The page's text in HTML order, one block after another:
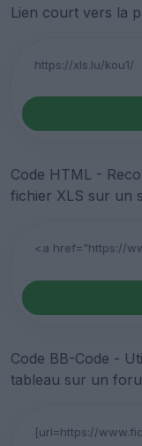
Lien court vers la
Code HTML -
fichier XLS sur un
Code BB-Code -
tableau sur un